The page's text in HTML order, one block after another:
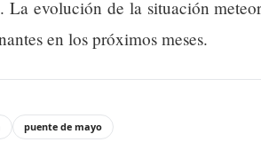
La evolución de la situación
en los próximos meses.
puente de mayo